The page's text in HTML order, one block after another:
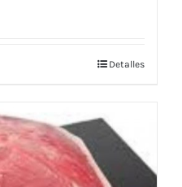
Detalles